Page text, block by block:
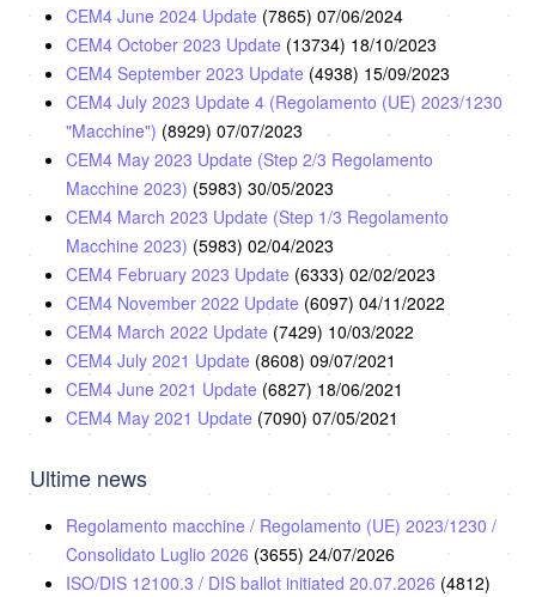
CEM4 June 2024 Update (7865) 07/06/2024
CEM4 October 2023 Update (13734) 18/10/2023
CEM4 September 2023 Update (4938) 15/09/2023
CEM4 July 2023 Update 4 (Regolamento (UE) 2023/1230
"Macchine") (8929) 07/07/2023
CEM4 May 2023 Update (Step 2/3 Regolamento
Macchine 2023) (5983) 30/05/2023
CEM4 March 2023 Update (Step 1/3 Regolamento
Macchine 2023) (5983) 02/04/2023
CEM4 February 2023 Update (6333) 02/02/2023
CEM4 November 2022 Update (6097) 04/11/2022
CEM4 March 2022 Update (7429) 10/03/2022
CEM4 July 2021 Update (8608) 09/07/2021
CEM4 June 2021 Update (6827) 18/06/2021
CEM4 May 2021 Update (7090) 07/05/2021
Ultime news
Regolamento macchine / Regolamento (UE) 2023/1230 /
Consolidato Luglio 2026 (3655) 24/07/2026
ISO/DIS 12100.3 / DIS ballot initiated 20.07.2026 (4812)